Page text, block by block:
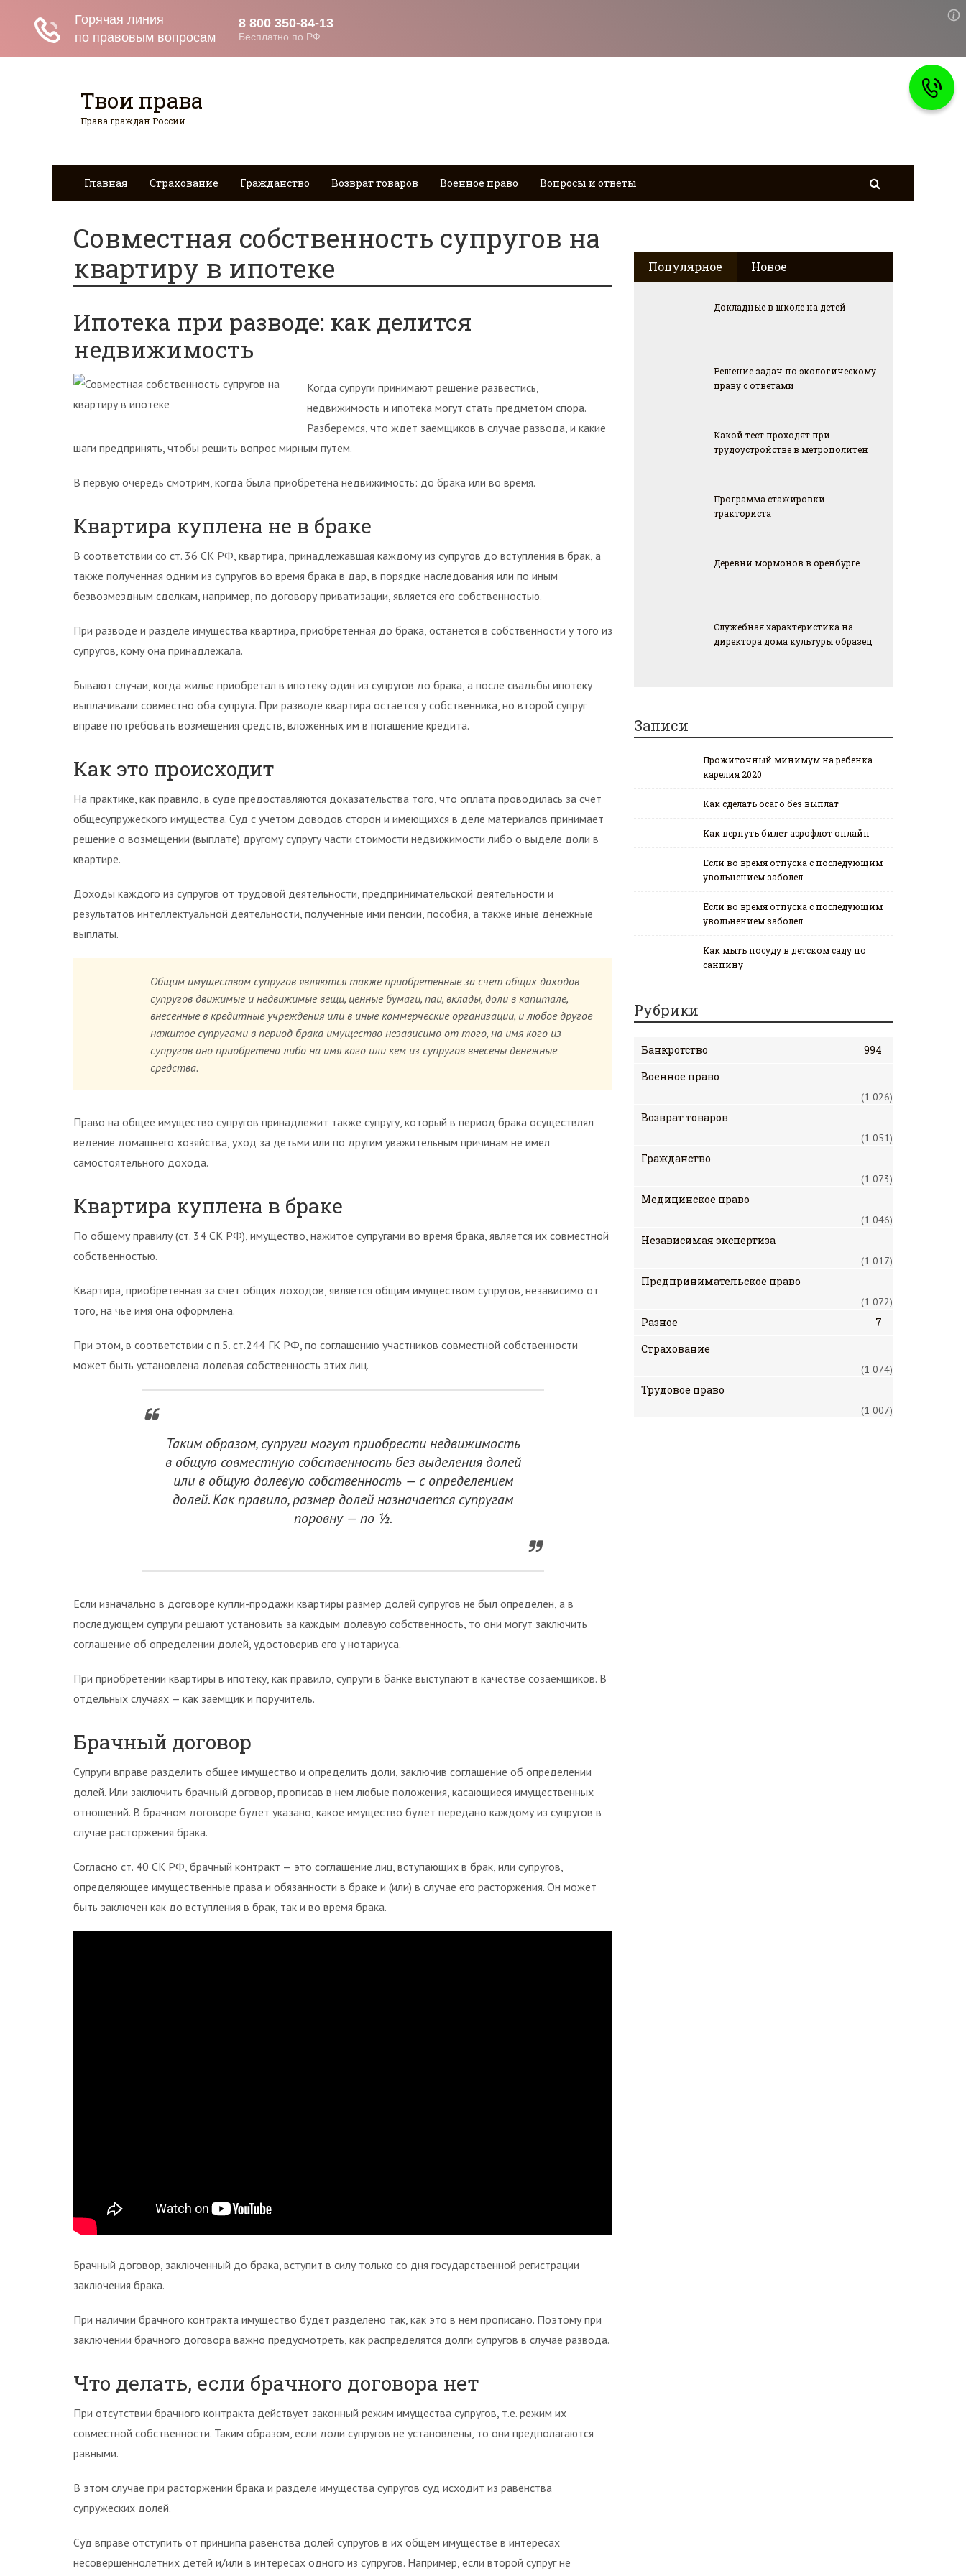
Твои права
Права граждан России
Главная Страхование Гражданство Возврат товаров Военное право Вопросы и ответы
Совместная собственность супругов на
квартиру в ипотеке
Ипотека при разводе: как делится
недвижимость
Когда супруги принимают решение развестись,
недвижимость и ипотека могут стать предметом спора.
Разберемся, что ждет заемщиков в случае развода, и какие
шаги предпринять, чтобы решить вопрос мирным путем.
В первую очередь смотрим, когда была приобретена недвижимость: до брака или во время.
Квартира куплена не в браке
В соответствии со ст. 36 СК РФ, квартира, принадлежавшая каждому из супругов до вступления в брак, а
также полученная одним из супругов во время брака в дар, в порядке наследования или по иным
безвозмездным сделкам, например, по договору приватизации, является его собственностью.
При разводе и разделе имущества квартира, приобретенная до брака, останется в собственности у того из
супругов, кому она принадлежала.
Бывают случаи, когда жилье приобретал в ипотеку один из супругов до брака, а после свадьбы ипотеку
выплачивали совместно оба супруга. При разводе квартира остается у собственника, но второй супруг
вправе потребовать возмещения средств, вложенных им в погашение кредита.
Как это происходит
На практике, как правило, в суде предоставляются доказательства того, что оплата проводилась за счет
общесупружеского имущества. Суд с учетом доводов сторон и имеющихся в деле материалов принимает
решение о возмещении (выплате) другому супругу части стоимости недвижимости либо о выделе доли в
квартире.
Доходы каждого из супругов от трудовой деятельности, предпринимательской деятельности и
результатов интеллектуальной деятельности, полученные ими пенсии, пособия, а также иные денежные
выплаты.
Общим имуществом супругов являются также приобретенные за счет общих доходов
супругов движимые и недвижимые вещи, ценные бумаги, паи, вклады, доли в капитале,
внесенные в кредитные учреждения или в иные коммерческие организации, и любое другое
нажитое супругами в период брака имущество независимо от того, на имя кого из
супругов оно приобретено либо на имя кого или кем из супругов внесены денежные
средства.
Право на общее имущество супругов принадлежит также супругу, который в период брака осуществлял
ведение домашнего хозяйства, уход за детьми или по другим уважительным причинам не имел
самостоятельного дохода.
Квартира куплена в браке
По общему правилу (ст. 34 СК РФ), имущество, нажитое супругами во время брака, является их совместной
собственностью.
Квартира, приобретенная за счет общих доходов, является общим имуществом супругов, независимо от
того, на чье имя она оформлена.
При этом, в соответствии с п.5. ст.244 ГК РФ, по соглашению участников совместной собственности
может быть установлена долевая собственность этих лиц.
Таким образом, супруги могут приобрести недвижимость
в общую совместную собственность без выделения долей
или в общую долевую собственность — с определением
долей. Как правило, размер долей назначается супругам
поровну — по ½.
Если изначально в договоре купли-продажи квартиры размер долей супругов не был определен, а в
последующем супруги решают установить за каждым долевую собственность, то они могут заключить
соглашение об определении долей, удостоверив его у нотариуса.
При приобретении квартиры в ипотеку, как правило, супруги в банке выступают в качестве созаемщиков. В
отдельных случаях — как заемщик и поручитель.
Брачный договор
Супруги вправе разделить общее имущество и определить доли, заключив соглашение об определении
долей. Или заключить брачный договор, прописав в нем любые положения, касающиеся имущественных
отношений. В брачном договоре будет указано, какое имущество будет передано каждому из супругов в
случае расторжения брака.
Согласно ст. 40 СК РФ, брачный контракт — это соглашение лиц, вступающих в брак, или супругов,
определяющее имущественные права и обязанности в браке и (или) в случае его расторжения. Он может
быть заключен как до вступления в брак, так и во время брака.
Брачный договор, заключенный до брака, вступит в силу только со дня государственной регистрации
заключения брака.
При наличии брачного контракта имущество будет разделено так, как это в нем прописано. Поэтому при
заключении брачного договора важно предусмотреть, как распределятся долги супругов в случае развода.
Что делать, если брачного договора нет
При отсутствии брачного контракта действует законный режим имущества супругов, т.е. режим их
совместной собственности. Таким образом, если доли супругов не установлены, то они предполагаются
равными.
В этом случае при расторжении брака и разделе имущества супругов суд исходит из равенства
супружеских долей.
Суд вправе отступить от принципа равенства долей супругов в их общем имуществе в интересах
несовершеннолетних детей и/или в интересах одного из супругов. Например, если второй супруг не
Популярное Новое
Докладные в школе на детей
Решение задач по экологическому
праву с ответами
Какой тест проходят при
трудоустройстве в метрополитен
Программа стажировки
тракториста
Деревни мормонов в оренбурге
Служебная характеристика на
директора дома культуры образец
Записи
Прожиточный минимум на ребенка
карелия 2020
Как сделать осаго без выплат
Как вернуть билет аэрофлот онлайн
Если во время отпуска с последующим
увольнением заболел
Если во время отпуска с последующим
увольнением заболел
Как мыть посуду в детском саду по
санпину
Рубрики
Банкротство
994
Военное право
(1 026)
Возврат товаров
(1 051)
Гражданство
(1 073)
Медицинское право
(1 046)
Независимая экспертиза
(1 017)
Предпринимательское право
(1 072)
Разное
7
Страхование
(1 074)
Трудовое право
(1 007)